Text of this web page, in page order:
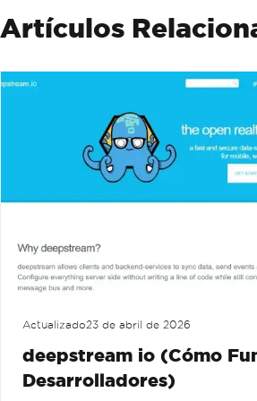
Artículos
Actualizado23 de abril de 2026
deepstream io (Cómo
Desarrolladores)